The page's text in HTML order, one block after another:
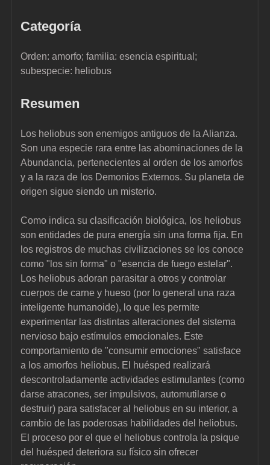
Categoría
Orden: amorfo; familia: esencia espiritual;
subespecie: heliobus
Resumen
Los heliobus son enemigos antiguos de la Alianza.
Son una especie rara entre las abominaciones de la
Abundancia, pertenecientes al orden de los amorfos
y a la raza de los Demonios Externos. Su planeta de
origen sigue siendo un misterio.
Como indica su clasificación biológica, los heliobus
son entidades de pura energía sin una forma fija. En
los registros de muchas civilizaciones se los conoce
como "los sin forma" o "esencia de fuego estelar".
Los heliobus adoran parasitar a otros y controlar
cuerpos de carne y hueso (por lo general una raza
inteligente humanoide), lo que les permite
experimentar las distintas alteraciones del sistema
nervioso bajo estímulos emocionales. Este
comportamiento de "consumir emociones" satisface
a los amorfos heliobus. El huésped realizará
descontroladamente actividades estimulantes (como
darse atracones, ser impulsivos, automutilarse o
destruir) para satisfacer al heliobus en su interior, a
cambio de las poderosas habilidades del heliobus.
El proceso por el que el heliobus controla la psique
del huésped deteriora su físico sin ofrecer